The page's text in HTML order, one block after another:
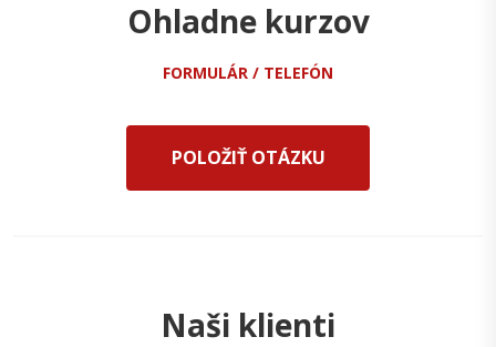
Ohladne kurzov
FORMULÁR / TELEFÓN
POLOŽIŤ OTÁZKU
Naši klienti